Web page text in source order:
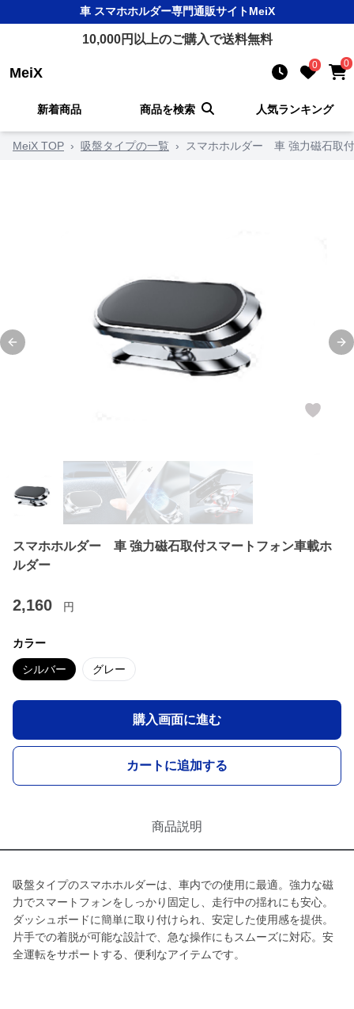
車 スマホホルダー専門通販サイトMeiX
10,000円以上のご購入で送料無料
MeiX 0 0
新着商品 商品を検索 人気ランキング
MeiX TOP › 吸盤タイプの一覧 › スマホホルダー 車 強力磁石取
Previous slide
スマホホルダー 車 強力磁石取付スマートフォン車載ホ
ルダー
2,160 円
カラー
シルバー グレー
購入画面に進む
カートに追加する
商品説明
吸盤タイプのスマホホルダーは、車内での使用に最適。強力な磁
力でスマートフォンをしっかり固定し、走行中の揺れにも安心。
ダッシュボードに簡単に取り付けられ、安定した使用感を提供。
片手での着脱が可能な設計で、急な操作にもスムーズに対応。安
全運転をサポートする、便利なアイテムです。